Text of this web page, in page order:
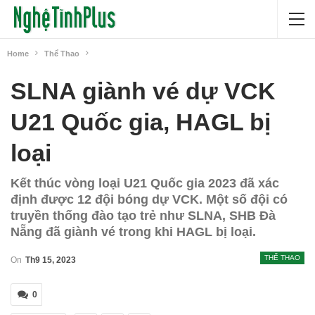
Home Thể Thao
SLNA giành vé dự VCK
U21 Quốc gia, HAGL bị
loại
Kết thúc vòng loại U21 Quốc gia 2023 đã xác
định được 12 đội bóng dự VCK. Một số đội có
truyền thống đào tạo trẻ như SLNA, SHB Đà
Nẵng đã giành vé trong khi HAGL bị loại.
THỂ THAO
On Th9 15, 2023
0